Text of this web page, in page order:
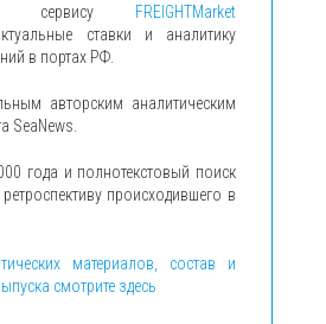
сервису FREIGHTMarket
ставки и аналитику
в портах РФ.
авторским аналитическим
SeaNews.
года и полнотекстовый поиск
происходившего в
материалов, состав и
смотрите здесь